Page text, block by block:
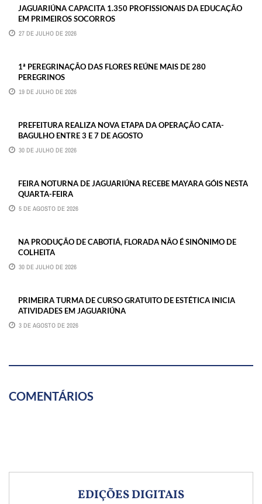
JAGUARIÚNA CAPACITA 1.350 PROFISSIONAIS DA EDUCAÇÃO
EM PRIMEIROS SOCORROS
27 DE JULHO DE 2026
1ª PEREGRINAÇÃO DAS FLORES REÚNE MAIS DE 280
PEREGRINOS
19 DE JULHO DE 2026
PREFEITURA REALIZA NOVA ETAPA DA OPERAÇÃO CATA-
BAGULHO ENTRE 3 E 7 DE AGOSTO
30 DE JULHO DE 2026
FEIRA NOTURNA DE JAGUARIÚNA RECEBE MAYARA GÓIS NESTA
QUARTA-FEIRA
5 DE AGOSTO DE 2026
NA PRODUÇÃO DE CABOTIÁ, FLORADA NÃO É SINÔNIMO DE
COLHEITA
30 DE JULHO DE 2026
PRIMEIRA TURMA DE CURSO GRATUITO DE ESTÉTICA INICIA
ATIVIDADES EM JAGUARIÚNA
3 DE AGOSTO DE 2026
COMENTÁRIOS
EDIÇÕES DIGITAIS